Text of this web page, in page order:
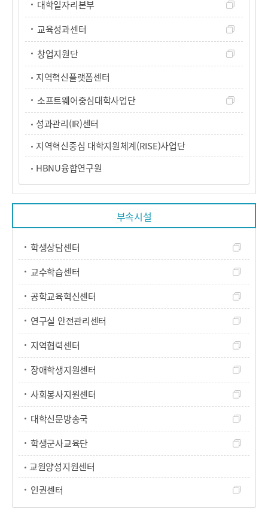
대학일자리본부
교육성과센터
창업지원단
지역혁신플랫폼센터
소프트웨어중심대학사업단
성과관리(IR)센터
지역혁신중심 대학지원체계(RISE)사업단
HBNU융합연구원
부속시설
학생상담센터
교수학습센터
공학교육혁신센터
연구실 안전관리센터
지역협력센터
장애학생지원센터
사회봉사지원센터
대학신문방송국
학생군사교육단
교원양성지원센터
인권센터